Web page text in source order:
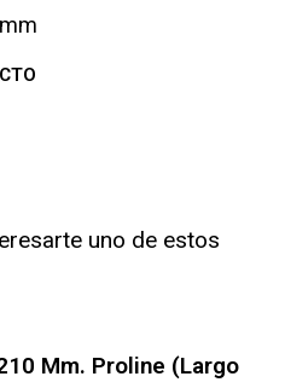
uno de estos
Mm. Proline (Largo